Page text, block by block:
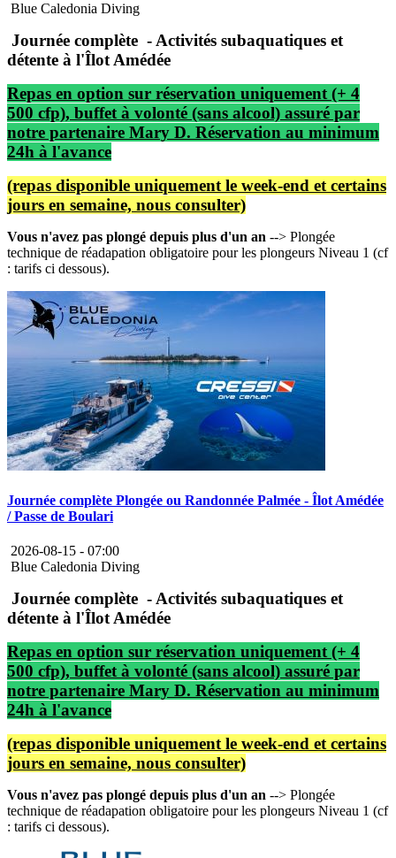
Blue Caledonia Diving
Journée complète - Activités subaquatiques et
détente à l'Îlot Amédée
Repas en option sur réservation uniquement (+ 4
500 cfp), buffet à volonté (sans alcool) assuré par
notre partenaire Mary D. Réservation au minimum
24h à l'avance
(repas disponible uniquement le week-end et certains
jours en semaine, nous consulter)
Vous n'avez pas plongé depuis plus d'un an --> Plongée
technique de réadapation obligatoire pour les plongeurs Niveau 1 (cf
: tarifs ci dessous).
Journée complète Plongée ou Randonnée Palmée - Îlot Amédée
/ Passe de Boulari
2026-08-15 - 07:00
Blue Caledonia Diving
Journée complète - Activités subaquatiques et
détente à l'Îlot Amédée
Repas en option sur réservation uniquement (+ 4
500 cfp), buffet à volonté (sans alcool) assuré par
notre partenaire Mary D. Réservation au minimum
24h à l'avance
(repas disponible uniquement le week-end et certains
jours en semaine, nous consulter)
Vous n'avez pas plongé depuis plus d'un an --> Plongée
technique de réadapation obligatoire pour les plongeurs Niveau 1 (cf
: tarifs ci dessous).